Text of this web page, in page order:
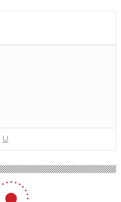
olarak değerlendirdi